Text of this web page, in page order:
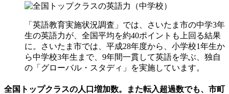
「英語教育実施状況調査」では、さいたま市の中学3年
生の英語力が、全国平均を約40ポイントも上回る結果
に。さいたま市では、平成28年度から、小学校1年生か
ら中学校3年生まで、9年間一貫して英語を学ぶ、独自
の「グローバル・スタディ」を実施しています。
全国トップクラスの人口増加数。また転入超過数でも、市町